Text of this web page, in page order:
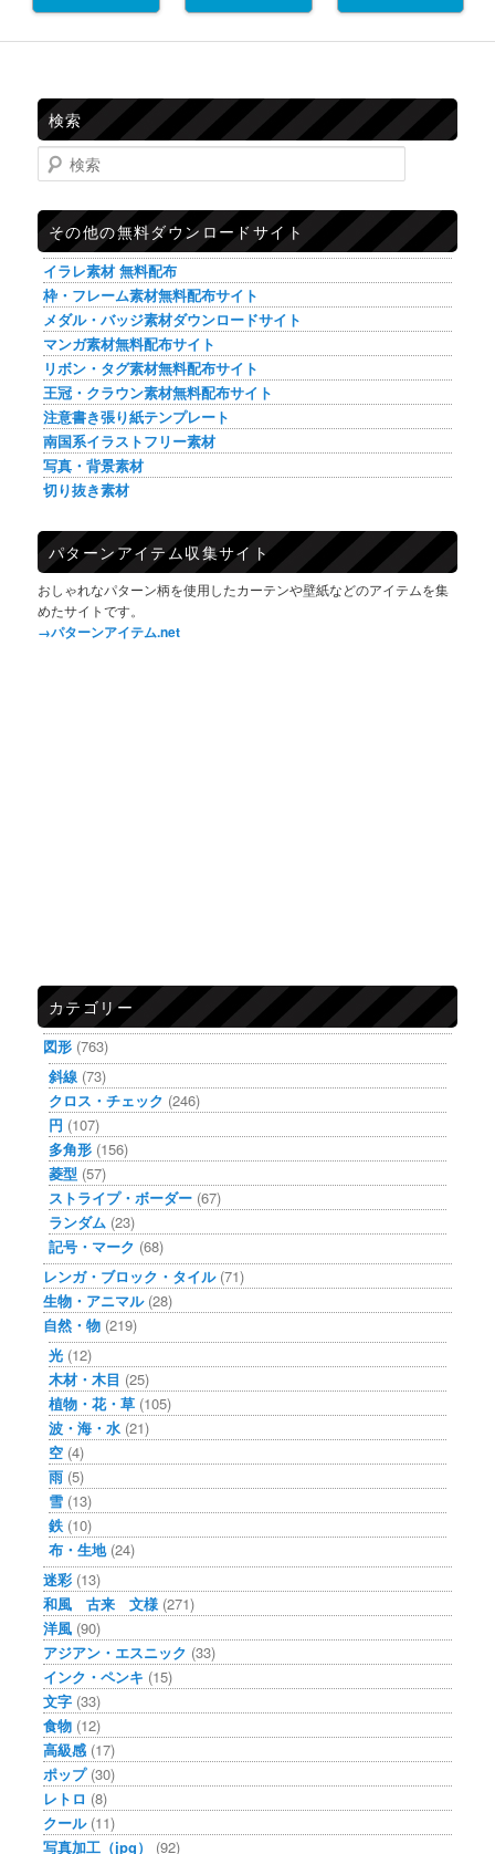
検索
検索
その他の無料ダウンロードサイト
イラレ素材 無料配布
枠・フレーム素材無料配布サイト
メダル・バッジ素材ダウンロードサイト
マンガ素材無料配布サイト
リボン・タグ素材無料配布サイト
王冠・クラウン素材無料配布サイト
注意書き張り紙テンプレート
南国系イラストフリー素材
写真・背景素材
切り抜き素材
パターンアイテム収集サイト
おしゃれなパターン柄を使用したカーテンや壁紙などのアイテムを集
めたサイトです。
→パターンアイテム.net
カテゴリー
図形 (763)
斜線 (73)
クロス・チェック (246)
円 (107)
多角形 (156)
菱型 (57)
ストライプ・ボーダー (67)
ランダム (23)
記号・マーク (68)
レンガ・ブロック・タイル(71)
生物・アニマル(28)
自然・物 (219)
光 (12)
木材・木目 (25)
植物・花・草 (105)
波・海・水 (21)
空 (4)
雨 (5)
雪 (13)
鉄 (10)
布・生地(24)
迷彩 (13)
和風 古来 文様 (271)
洋風 (90)
アジアン・エスニック (33)
インク・ペンキ (15)
文字 (33)
食物 (12)
高級感 (17)
ポップ(30)
レトロ (8)
クール(11)
写真加工（jpg）
(92)